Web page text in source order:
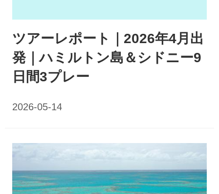
ツアーレポート｜2026年4月出
発｜ハミルトン島＆シドニー9
日間3プレー